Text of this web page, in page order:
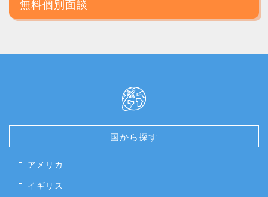
無料個別面談
国から探す
アメリカ
イギリス